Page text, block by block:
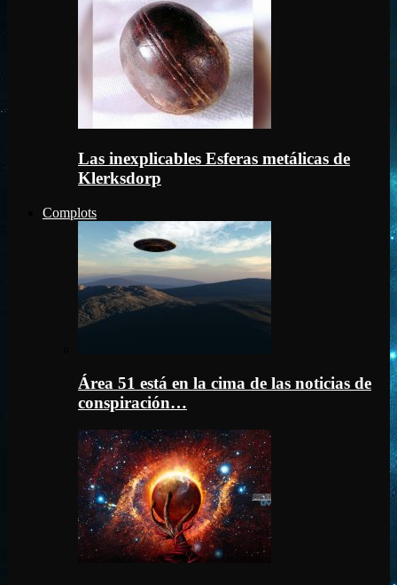
Las inexplicables Esferas metálicas de
Klerksdorp
Complots
Área 51 está en la cima de las noticias de
conspiración…